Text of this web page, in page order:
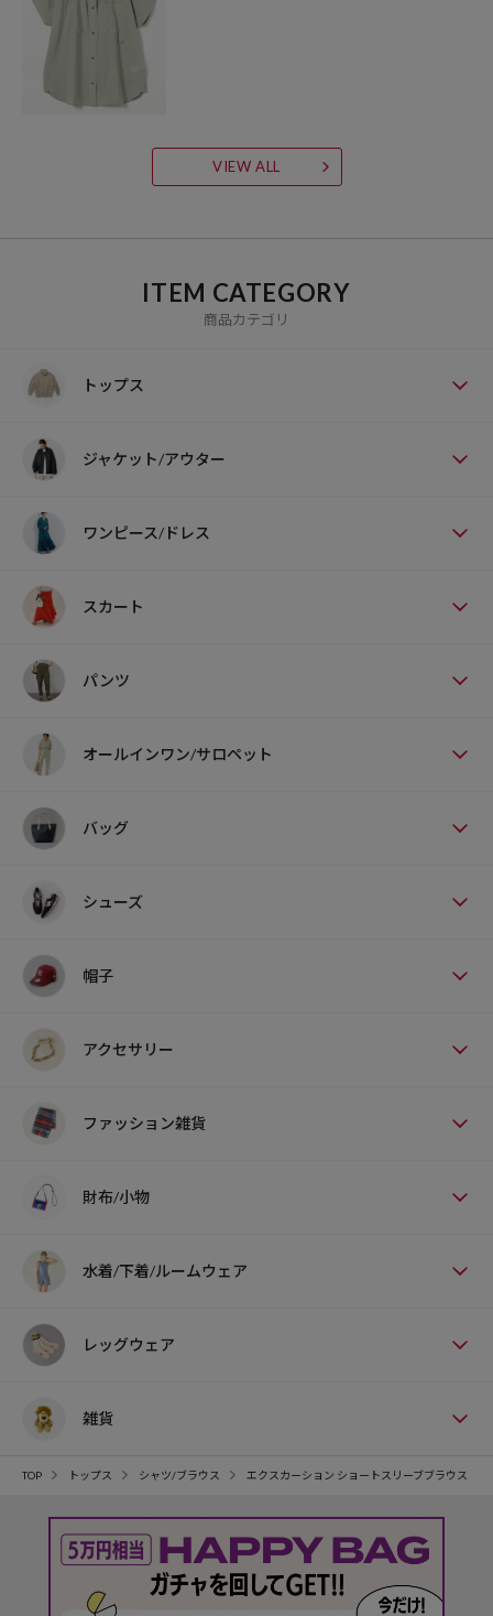
VIEW ALL
ITEM CATEGORY
商品カテゴリ
トップス
ジャケット/アウター
ワンピース/ドレス
スカート
パンツ
オールインワン/サロペット
バッグ
シューズ
帽子
アクセサリー
ファッション雑貨
財布/小物
水着/下着/ルームウェア
レッグウェア
雑貨
TOP トップス シャツ/ブラウス エクスカーション ショートスリーブブラウス